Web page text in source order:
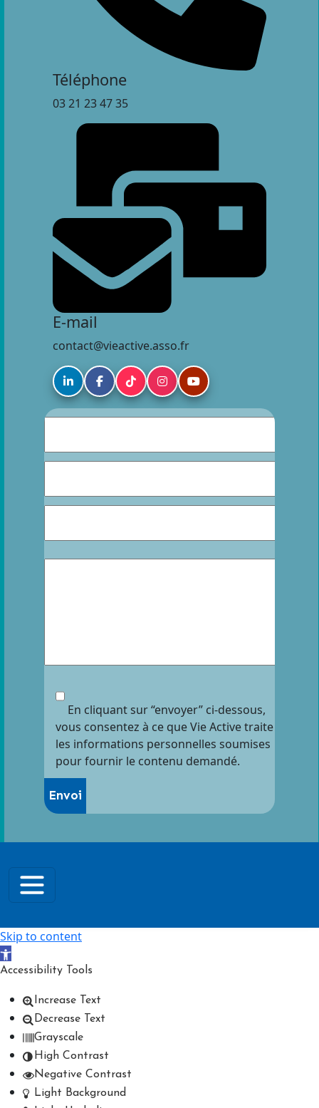
Téléphone
03 21 23 47 35
E-mail
contact@vieactive.asso.fr
En cliquant sur “envoyer” ci-dessous,
vous consentez à ce que Vie Active traite
les informations personnelles soumises
pour fournir le contenu demandé.
Skip to content
Open toolbar
Accessibility Tools
Increase Text
Decrease Text
Grayscale
High Contrast
Negative Contrast
Light Background